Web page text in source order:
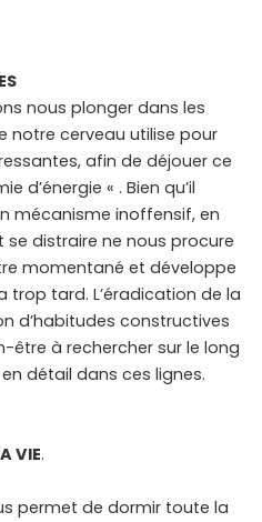
nous plonger dans les
notre cerveau utilise pour
afin de déjouer ce
d’énergie « . Bien qu’il
mécanisme inoffensif, en
distraire ne nous procure
momentané et développe
trop tard. L’éradication de la
d’habitudes constructives
être à rechercher sur le long
détail dans ces lignes.
VIE.
permet de dormir toute la